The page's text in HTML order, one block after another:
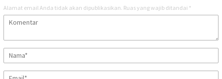
Alamat email Anda tidak akan dipublikasikan. Ruas yang wajib ditandai *